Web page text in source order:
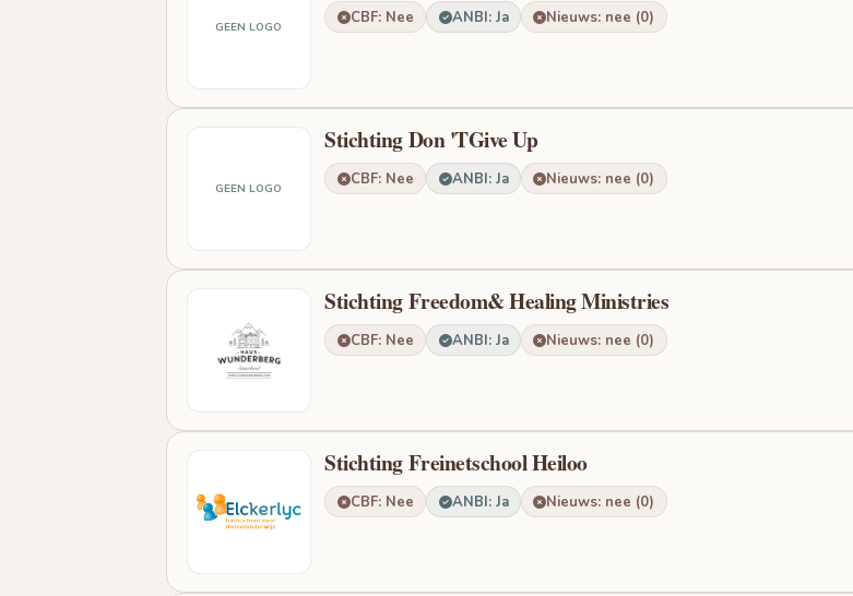
GEEN LOGO
CBF: Nee ANBI: Ja Nieuws: nee (0)
GEEN LOGO
Stichting Don 'TGive Up
CBF: Nee ANBI: Ja Nieuws: nee (0)
Stichting Freedom& Healing Ministries
CBF: Nee ANBI: Ja Nieuws: nee (0)
Stichting Freinetschool Heiloo
CBF: Nee ANBI: Ja Nieuws: nee (0)